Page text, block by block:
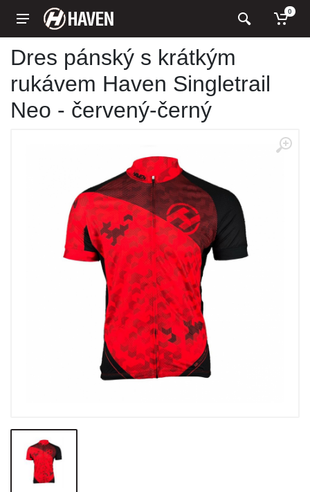
0
Dres pánský s krátkým
rukávem Haven Singletrail
Neo - červený-černý